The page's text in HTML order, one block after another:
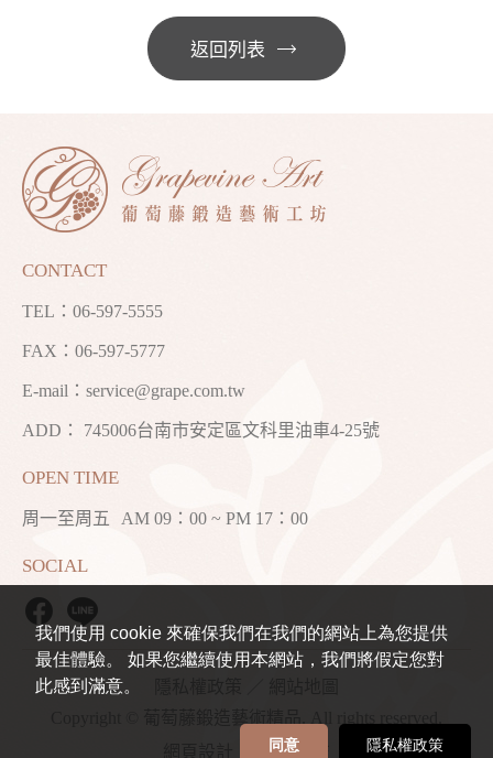
我們使用 cookie 來確保我們在我們的網站上為您提供
最佳體驗。 如果您繼續使用本網站，我們將假定您對
此感到滿意。
隱私權政策
同意
返回列表
CONTACT
TEL： 06-597-5555
FAX：06-597-5777
E-mail： service@grape.com.tw
ADD： 745006台南市安定區文科里油車4-25號
OPEN TIME
周一至周五 AM 09：00 ~ PM 17：00
SOCIAL
／ 鉅潞科技